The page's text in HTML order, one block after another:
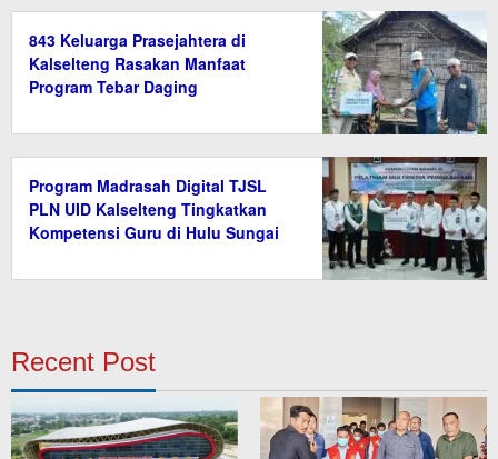
843 Keluarga Prasejahtera di
Kalselteng Rasakan Manfaat
Program Tebar Daging
Program Madrasah Digital TJSL
PLN UID Kalselteng Tingkatkan
Kompetensi Guru di Hulu Sungai
Recent Post